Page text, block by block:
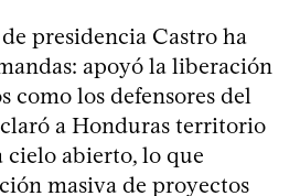
presidencia Castro ha
apoyó la liberación
como los defensores del
a Honduras territorio
abierto, lo que
masiva de proyectos